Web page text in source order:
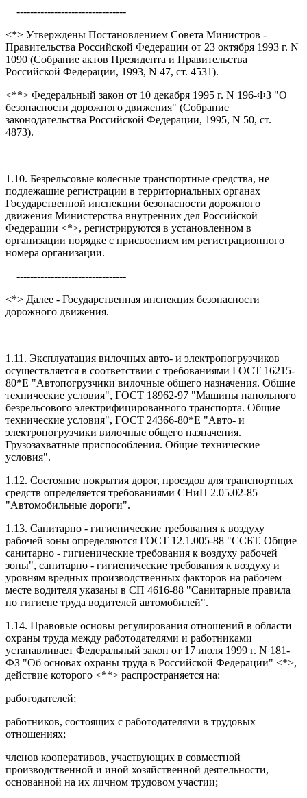
--------------------------------
<*> Утверждены Постановлением Совета Министров -
Правительства Российской Федерации от 23 октября 1993 г. N
1090 (Собрание актов Президента и Правительства
Российской Федерации, 1993, N 47, ст. 4531).
<**> Федеральный закон от 10 декабря 1995 г. N 196-ФЗ "О
безопасности дорожного движения" (Собрание
законодательства Российской Федерации, 1995, N 50, ст.
4873).
1.10. Безрельсовые колесные транспортные средства, не
подлежащие регистрации в территориальных органах
Государственной инспекции безопасности дорожного
движения Министерства внутренних дел Российской
Федерации <*>, регистрируются в установленном в
организации порядке с присвоением им регистрационного
номера организации.
--------------------------------
<*> Далее - Государственная инспекция безопасности
дорожного движения.
1.11. Эксплуатация вилочных авто- и электропогрузчиков
осуществляется в соответствии с требованиями ГОСТ 16215-
80*Е "Автопогрузчики вилочные общего назначения. Общие
технические условия", ГОСТ 18962-97 "Машины напольного
безрельсового электрифицированного транспорта. Общие
технические условия", ГОСТ 24366-80*Е "Авто- и
электропогрузчики вилочные общего назначения.
Грузозахватные приспособления. Общие технические
условия".
1.12. Состояние покрытия дорог, проездов для транспортных
средств определяется требованиями СНиП 2.05.02-85
"Автомобильные дороги".
1.13. Санитарно - гигиенические требования к воздуху
рабочей зоны определяются ГОСТ 12.1.005-88 "ССБТ. Общие
санитарно - гигиенические требования к воздуху рабочей
зоны", санитарно - гигиенические требования к воздуху и
уровням вредных производственных факторов на рабочем
месте водителя указаны в СП 4616-88 "Санитарные правила
по гигиене труда водителей автомобилей".
1.14. Правовые основы регулирования отношений в области
охраны труда между работодателями и работниками
устанавливает Федеральный закон от 17 июля 1999 г. N 181-
ФЗ "Об основах охраны труда в Российской Федерации" <*>,
действие которого <**> распространяется на:
работодателей;
работников, состоящих с работодателями в трудовых
отношениях;
членов кооперативов, участвующих в совместной
производственной и иной хозяйственной деятельности,
основанной на их личном трудовом участии;